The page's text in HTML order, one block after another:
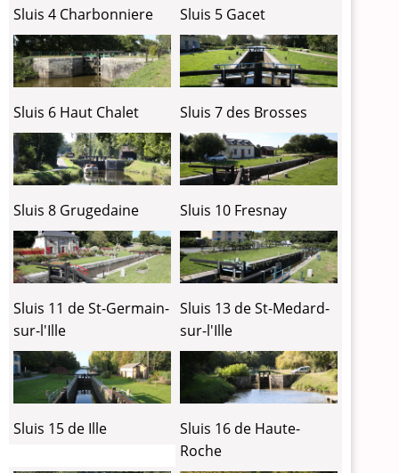
Sluis 4 Charbonniere Sluis 5 Gacet
Sluis 6 Haut Chalet Sluis 7 des Brosses
Sluis 8 Grugedaine Sluis 10 Fresnay
Sluis 11 de St-Germain-
sur-l'Ille
Sluis 13 de St-Medard-
sur-l'Ille
Sluis 15 de Ille
Sluis 16 de Haute-
Roche